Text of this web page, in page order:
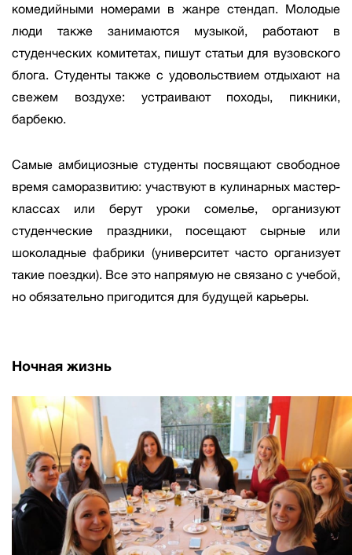
комедийными номерами в жанре стендап. Молодые
люди также занимаются музыкой, работают в
студенческих комитетах, пишут статьи для вузовского
блога. Студенты также с удовольствием отдыхают на
свежем воздухе: устраивают походы, пикники,
барбекю.
Самые амбициозные студенты посвящают свободное
время саморазвитию: участвуют в кулинарных мастер-
классах или берут уроки сомелье, организуют
студенческие праздники, посещают сырные или
шоколадные фабрики (университет часто организует
такие поездки). Все это напрямую не связано с учебой,
но обязательно пригодится для будущей карьеры.
Ночная жизнь